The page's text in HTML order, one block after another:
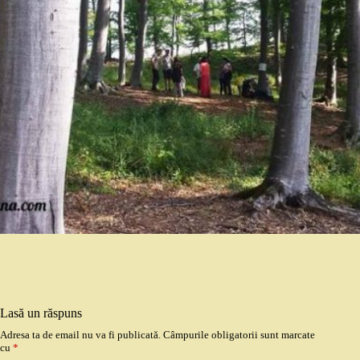
Lasă un răspuns
Adresa ta de email nu va fi publicată. Câmpurile obligatorii sunt marcate
cu *